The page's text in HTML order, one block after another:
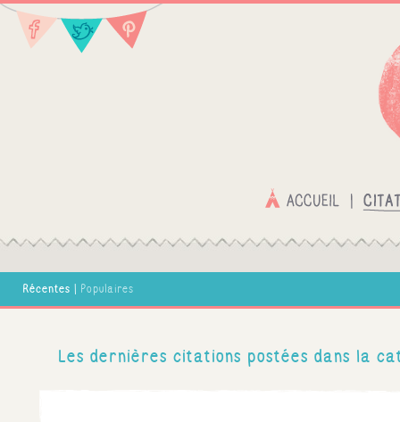
Récentes | Populaires
Les dernières citations postées dans la